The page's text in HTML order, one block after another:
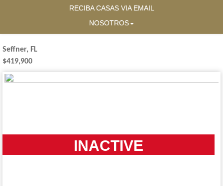
RECIBA CASAS VIA EMAIL
NOSOTROS
Seffner, FL
$419,900
INACTIVE